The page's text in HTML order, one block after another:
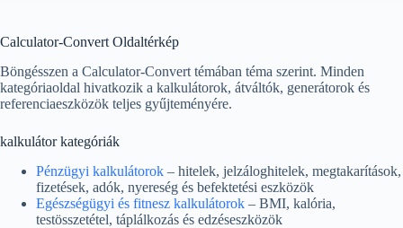
Calculator-Convert Oldaltérkép
Böngésszen a Calculator-Convert témában téma szerint. Minden
kategóriaoldal hivatkozik a kalkulátorok, átváltók, generátorok és
referenciaeszközök teljes gyűjteményére.
kalkulátor kategóriák
Pénzügyi kalkulátorok – hitelek, jelzáloghitelek, megtakarítások,
fizetések, adók, nyereség és befektetési eszközök
Egészségügyi és fitnesz kalkulátorok – BMI, kalória,
testösszetétel, táplálkozás és edzéseszközök